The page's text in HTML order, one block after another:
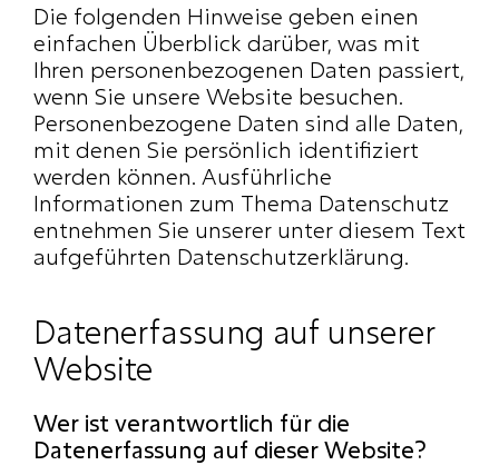
Die folgenden Hinweise geben einen
einfachen Überblick darüber, was mit
Ihren personenbezogenen Daten passiert,
wenn Sie unsere Website besuchen.
Personenbezogene Daten sind alle Daten,
mit denen Sie persönlich identifiziert
werden können. Ausführliche
Informationen zum Thema Datenschutz
entnehmen Sie unserer unter diesem Text
aufgeführten Datenschutzerklärung.
Datenerfassung auf unserer
Website
Wer ist verantwortlich für die
Datenerfassung auf dieser Website?